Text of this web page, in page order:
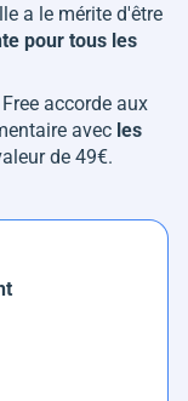
a le mérite d'être
pour tous les
accorde aux
avec les
de 49€.